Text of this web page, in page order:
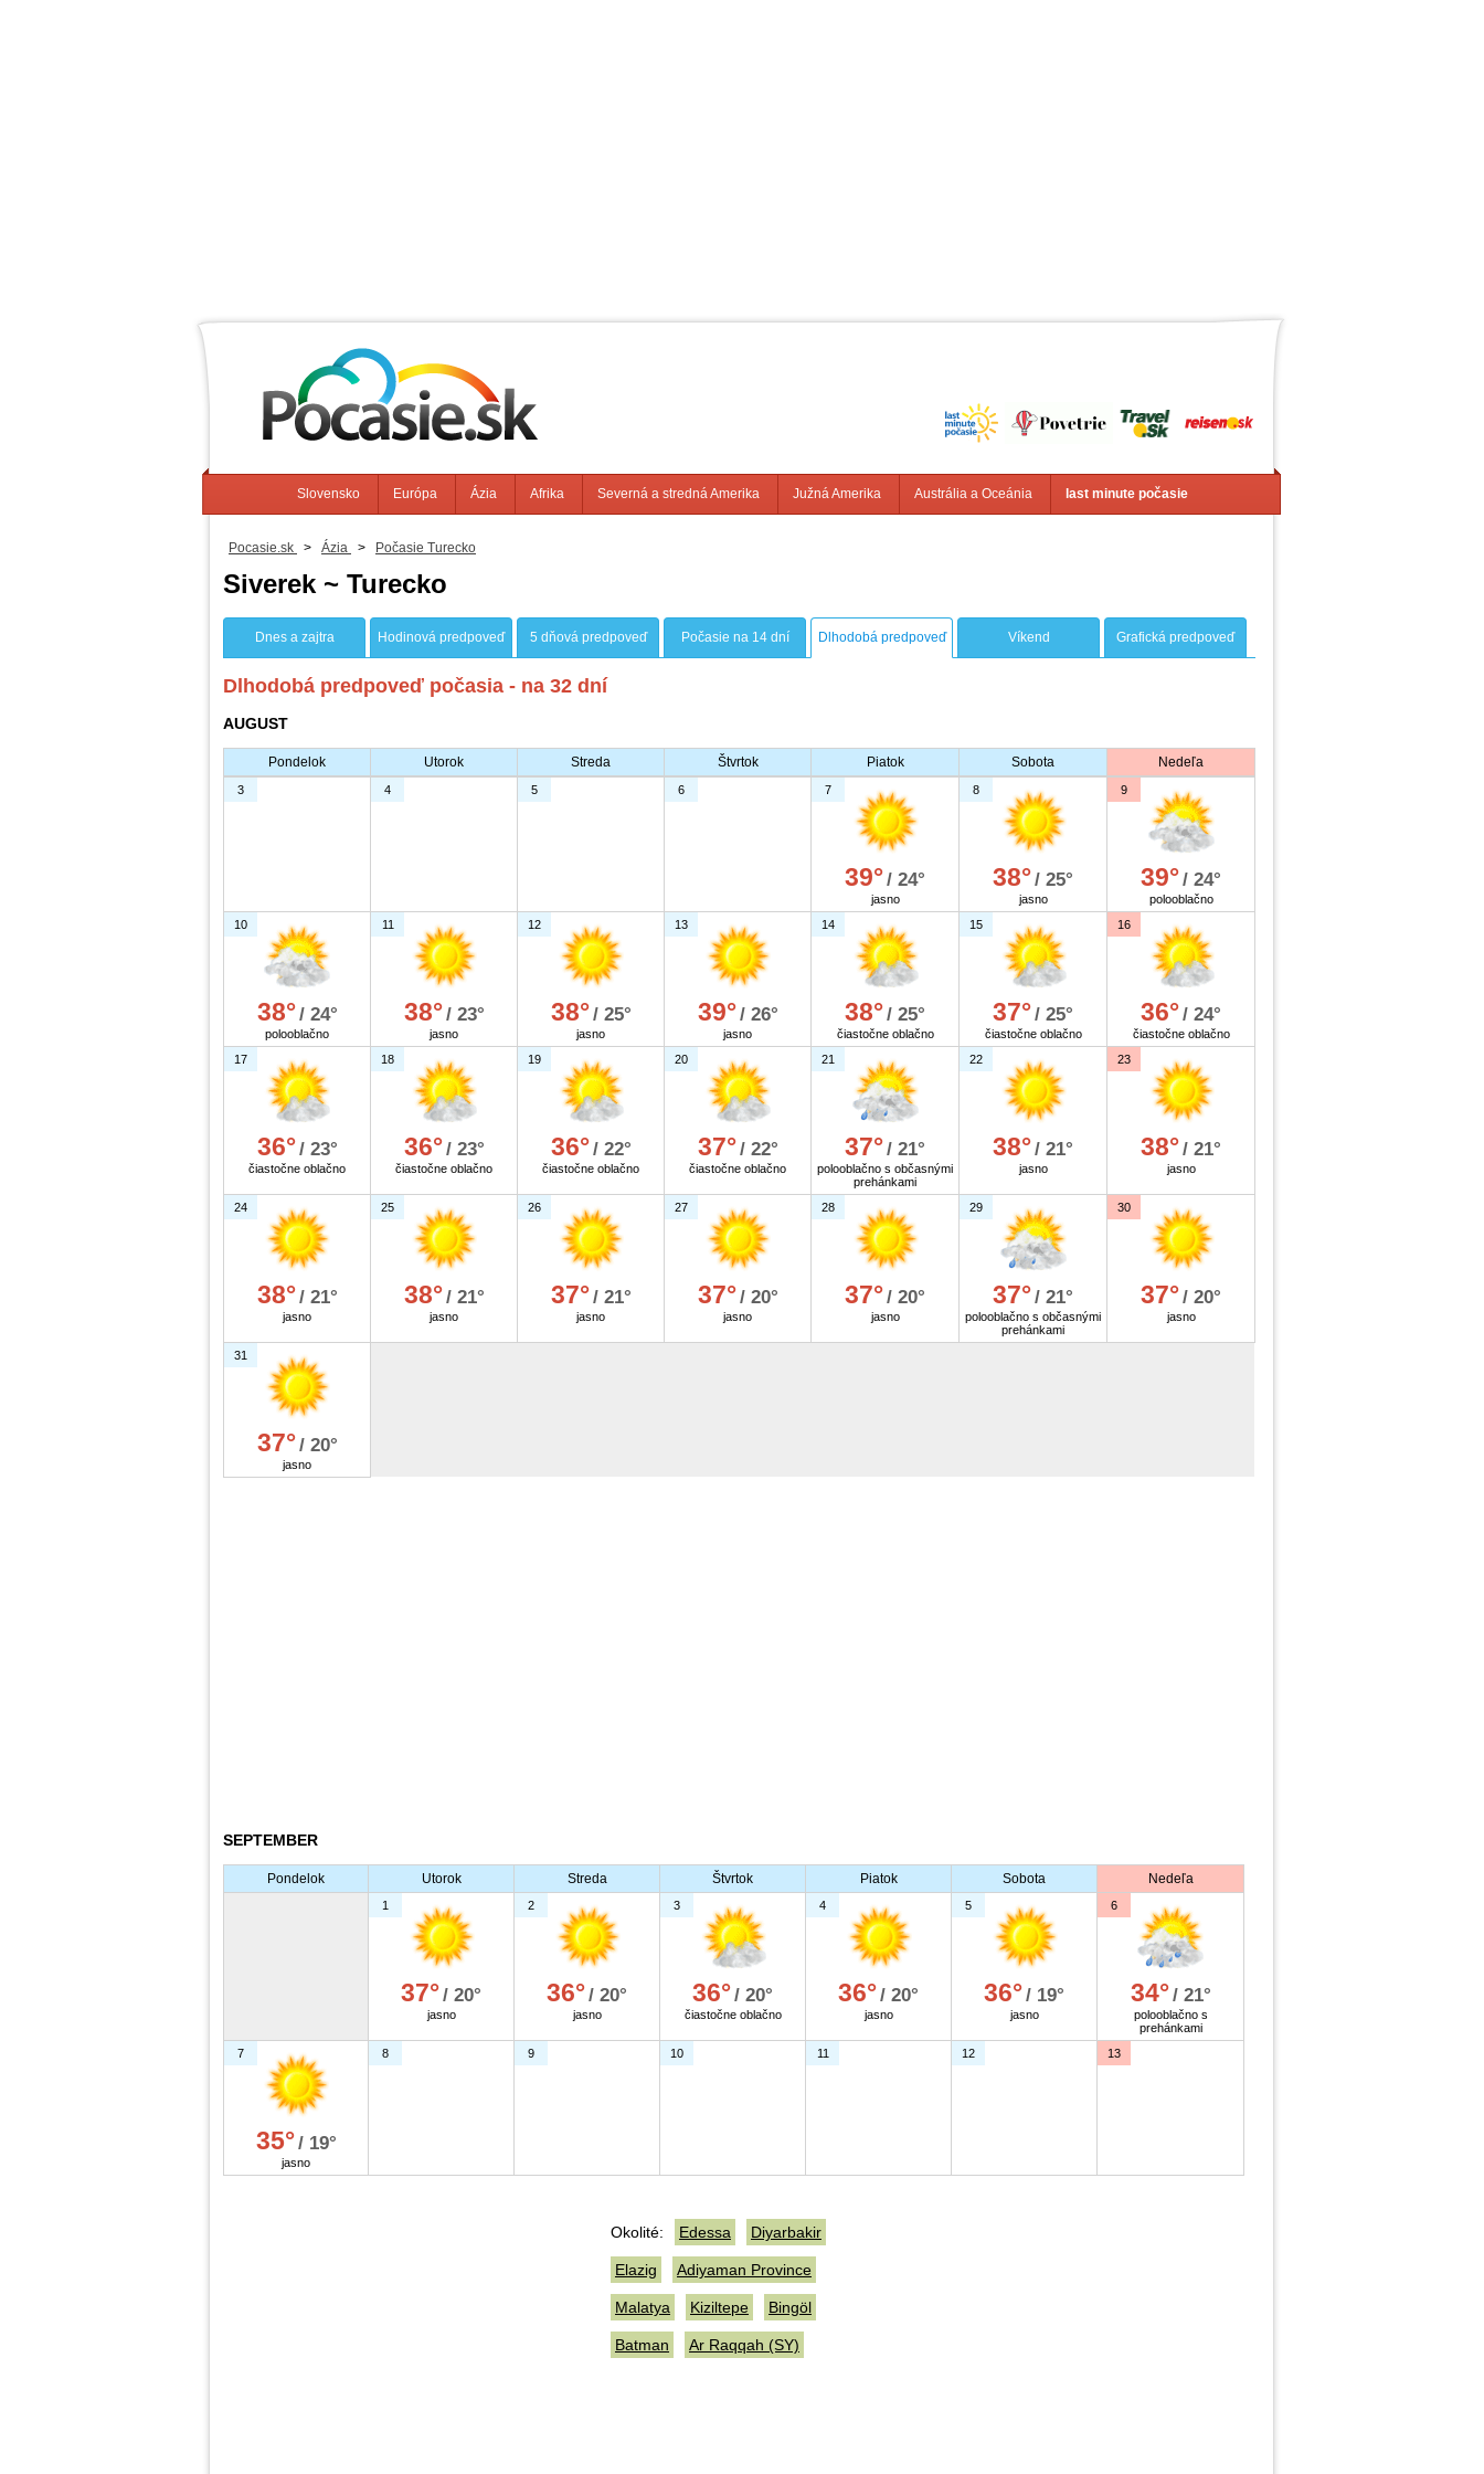
Slovensko Európa Ázia Afrika Severná a stredná Amerika Južná Amerika Austrália a Oceánia last minute počasie
Pocasie.sk > Ázia > Počasie Turecko
Siverek ~ Turecko
Dnes a zajtra Hodinová predpoveď 5 dňová predpoveď Počasie na 14 dní Dlhodobá predpoveď Víkend Grafická predpoveď
Dlhodobá predpoveď počasia - na 32 dní
AUGUST
Pondelok Utorok Streda Štvrtok Piatok Sobota Nedeľa
3 4 5 6 7
39°/ 24°
jasno
8
38°/ 25°
jasno
9
39°/ 24°
polooblačno
10
38°/ 24°
polooblačno
11
38°/ 23°
jasno
12
38°/ 25°
jasno
13
39°/ 26°
jasno
14
38°/ 25°
čiastočne oblačno
15
37°/ 25°
čiastočne oblačno
16
36°/ 24°
čiastočne oblačno
17
36°/ 23°
čiastočne oblačno
18
36°/ 23°
čiastočne oblačno
19
36°/ 22°
čiastočne oblačno
20
37°/ 22°
čiastočne oblačno
21
37°/ 21°
polooblačno s občasnými
prehánkami
22
38°/ 21°
jasno
23
38°/ 21°
jasno
24
38°/ 21°
jasno
25
38°/ 21°
jasno
26
37°/ 21°
jasno
27
37°/ 20°
jasno
28
37°/ 20°
jasno
29
37°/ 21°
polooblačno s občasnými
prehánkami
30
37°/ 20°
jasno
31
37°/ 20°
jasno
SEPTEMBER
Pondelok Utorok Streda Štvrtok Piatok Sobota Nedeľa
1
37°/ 20°
jasno
2
36°/ 20°
jasno
3
36°/ 20°
čiastočne oblačno
4
36°/ 20°
jasno
5
36°/ 19°
jasno
6
34°/ 21°
polooblačno s
prehánkami
7
35°/ 19°
jasno
8 9 10 11 12 13
Okolité: Edessa Diyarbakir
Elazig Adiyaman Province
Malatya Kiziltepe Bingöl
Batman Ar Raqqah (SY)